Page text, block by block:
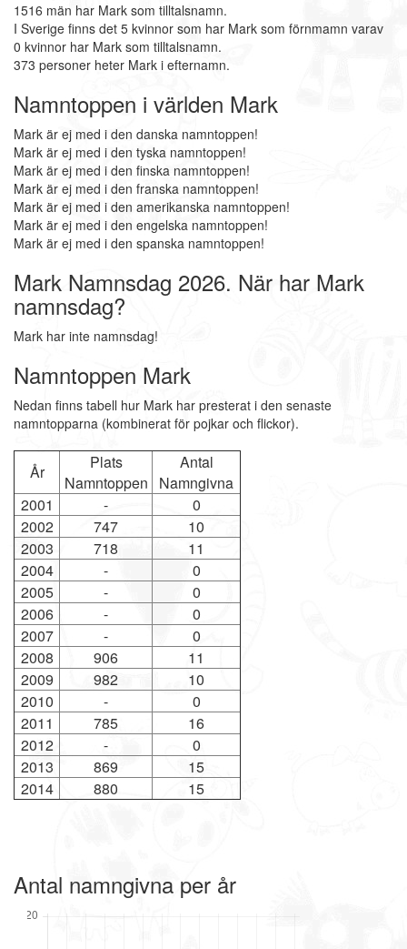
1516 män har Mark som tilltalsnamn.
I Sverige finns det 5 kvinnor som har Mark som förnmamn varav
0 kvinnor har Mark som tilltalsnamn.
373 personer heter Mark i efternamn.
Namntoppen i världen Mark
Mark är ej med i den danska namntoppen!
Mark är ej med i den tyska namntoppen!
Mark är ej med i den finska namntoppen!
Mark är ej med i den franska namntoppen!
Mark är ej med i den amerikanska namntoppen!
Mark är ej med i den engelska namntoppen!
Mark är ej med i den spanska namntoppen!
Mark Namnsdag 2026. När har Mark
namnsdag?
Mark har inte namnsdag!
Namntoppen Mark
Nedan finns tabell hur Mark har presterat i den senaste
namntopparna (kombinerat för pojkar och flickor).
År
Plats
Namntoppen
Antal
Namngivna
2001
-
0
2002
747
10
2003
718
11
2004
-
0
2005
-
0
2006
-
0
2007
-
0
2008
906
11
2009
982
10
2010
-
0
2011
785
16
2012
-
0
2013
869
15
2014
880 15
Antal namngivna per år